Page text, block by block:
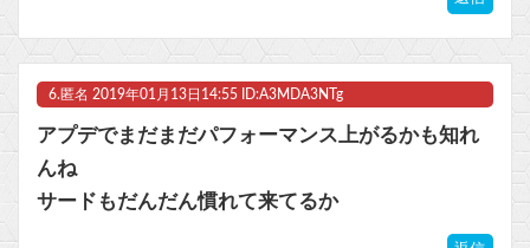
6. 匿名 2019年01月13日14:55 ID:A3MDA3NTg
アプデでまだまだパフォーマンス上がるかも知れ
んね
サードもだんだん慣れて来てるか